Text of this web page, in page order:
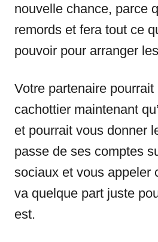
nouvelle chance, parce
remords et fera tout ce
pouvoir pour arranger
Votre partenaire
cachottier maintenant
et pourrait vous donner
passe de ses comptes
sociaux et vous appeler
va quelque part juste
est.